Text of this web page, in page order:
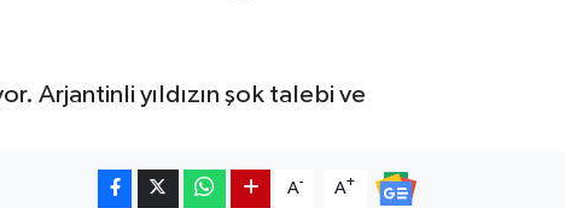
Arjantinli yıldızın şok talebi ve
A- A+